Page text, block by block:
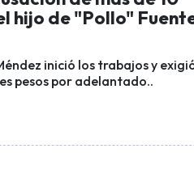
hijo de "Pollo"
inició los trabajos y
pesos por adelantado..